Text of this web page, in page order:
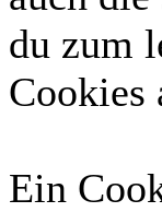
du zum
Cookies
Ein